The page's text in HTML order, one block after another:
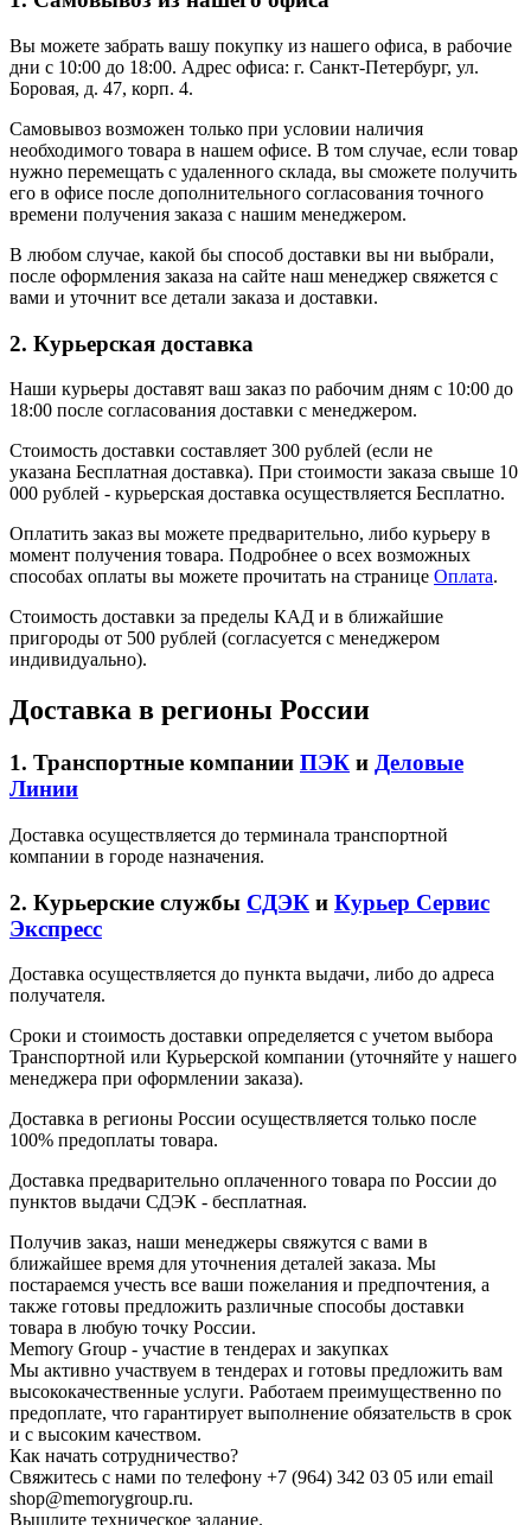
Вы можете забрать вашу покупку из нашего офиса, в рабочие
дни с 10:00 до 18:00. Адрес офиса: г. Санкт-Петербург, ул.
Боровая, д. 47, корп. 4.
Самовывоз возможен только при условии наличия
необходимого товара в нашем офисе. В том случае, если товар
нужно перемещать с удаленного склада, вы сможете получить
его в офисе после дополнительного согласования точного
времени получения заказа с нашим менеджером.
В любом случае, какой бы способ доставки вы ни выбрали,
после оформления заказа на сайте наш менеджер свяжется с
вами и уточнит все детали заказа и доставки.
2. Курьерская доставка
Наши курьеры доставят ваш заказ по рабочим дням с 10:00 до
18:00 после согласования доставки с менеджером.
Стоимость доставки составляет 300 рублей (если не
указана Бесплатная доставка). При стоимости заказа свыше 10
000 рублей - курьерская доставка осуществляется Бесплатно.
Оплатить заказ вы можете предварительно, либо курьеру в
момент получения товара. Подробнее о всех возможных
способах оплаты вы можете прочитать на странице Оплата.
Стоимость доставки за пределы КАД и в ближайшие
пригороды от 500 рублей (согласуется с менеджером
индивидуально).
Доставка в регионы России
1. Транспортные компании ПЭК и Деловые
Линии
Доставка осуществляется до терминала транспортной
компании в городе назначения.
2. Курьерские службы СДЭК и Курьер Сервис
Экспресс
Доставка осуществляется до пункта выдачи, либо до адреса
получателя.
Сроки и стоимость доставки определяется с учетом выбора
Транспортной или Курьерской компании (уточняйте у нашего
менеджера при оформлении заказа).
Доставка в регионы России осуществляется только после
100% предоплаты товара.
Доставка предварительно оплаченного товара по России до
пунктов выдачи СДЭК - бесплатная.
Получив заказ, наши менеджеры свяжутся с вами в
ближайшее время для уточнения деталей заказа. Мы
постараемся учесть все ваши пожелания и предпочтения, а
также готовы предложить различные способы доставки
товара в любую точку России.
Memory Group - участие в тендерах и закупках
Мы активно участвуем в тендерах и готовы предложить вам
высококачественные услуги. Работаем преимущественно по
предоплате, что гарантирует выполнение обязательств в срок
и с высоким качеством.
Как начать сотрудничество?
Свяжитесь с нами по телефону +7 (964) 342 03 05 или email
shop@memorygroup.ru.
Вышлите техническое задание.